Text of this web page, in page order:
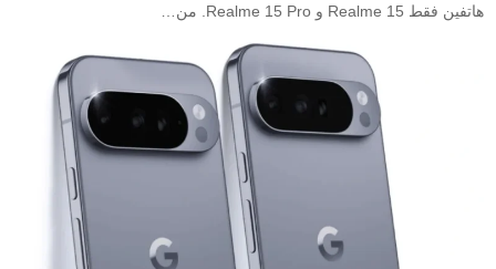
هاتفين فقط Realme 15 و Realme 15 Pro. من…